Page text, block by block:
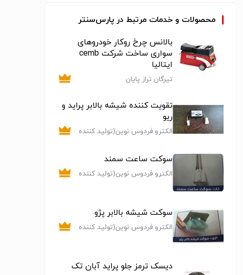
محصولات و خدمات مرتبط در پارس‌سنتر
بالانس چرخ روکار خودروهای
سواری ساخت شرکت cemb
ایتالیا
تیرگان تراز پایان
تقویت کننده شیشه بالابر پراید و
ریو
الکترو فردوس نوین(تولید کننده
سوکت ساعت سمند
الکترو فردوس نوین(تولید کننده
سوکت شیشه بالابر پژو
الکترو فردوس نوین(تولید کننده
دیسک ترمز جلو پراید آبان تک